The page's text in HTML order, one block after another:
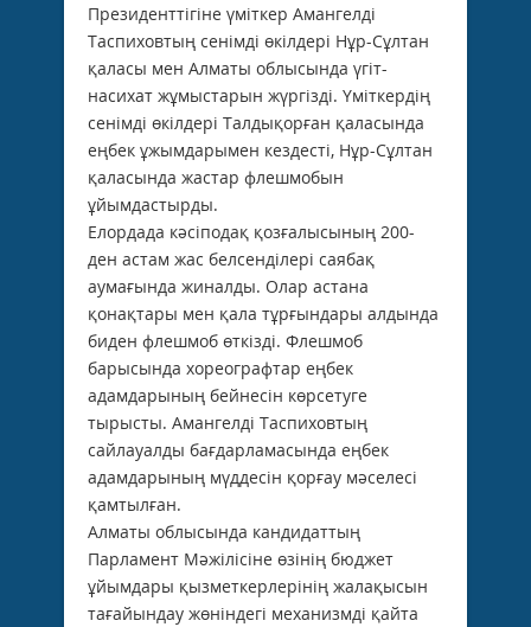
Президенттігіне үміткер Амангелді
Таспиховтың сенімді өкілдері Нұр-Сұлтан
қаласы мен Алматы облысында үгіт-
насихат жұмыстарын жүргізді. Үміткердің
сенімді өкілдері Талдықорған қаласында
еңбек ұжымдарымен кездесті, Нұр-Сұлтан
қаласында жастар флешмобын
ұйымдастырды.
Елордада кәсіподақ қозғалысының 200-
ден астам жас белсенділері саябақ
аумағында жиналды. Олар астана
қонақтары мен қала тұрғындары алдында
биден флешмоб өткізді. Флешмоб
барысында хореографтар еңбек
адамдарының бейнесін көрсетуге
тырысты. Амангелді Таспиховтың
сайлауалды бағдарламасында еңбек
адамдарының мүддесін қорғау мәселесі
қамтылған.
Алматы облысында кандидаттың
Парламент Мәжілісіне өзінің бюджет
ұйымдары қызметкерлерінің жалақысын
тағайындау жөніндегі механизмді қайта